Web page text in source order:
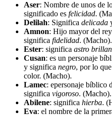
Aser: Nombre de unos de
significado es felicidad.
Delilah: Significa delicada
Amnon: Hijo mayor del
significa fidelidad. (Macho).
Ester: significa astro
Cusan: es un personaje
y significa negro, por lo
color. (Macho).
Lamec: epersonaje bíblico
significa vigoroso. (Macho).
Abilene: significa hierba.
Eva: el nombre de la